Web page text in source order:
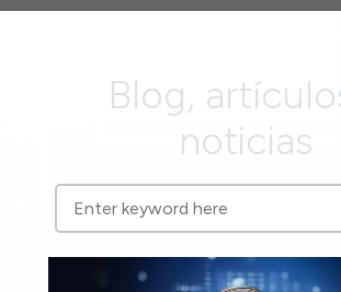
Blog,
noticias